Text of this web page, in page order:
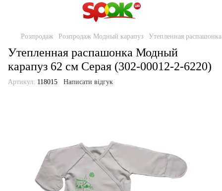
Розпродаж Розпродаж Модный карапуз Утепленная
Утепленная распашонка Модный
карапуз 62 см Серая (302-00012-2-6220)
Артикул: 118015 Написати відгук